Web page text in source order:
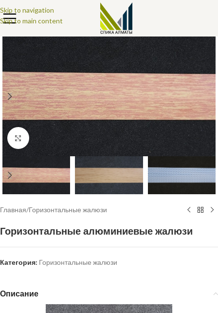
Skip to navigation
Skip to main content
Увеличить
Главная/Горизонтальные жалюзи
Горизонтальные алюминиевые жалюзи
Категория: Горизонтальные жалюзи
Описание